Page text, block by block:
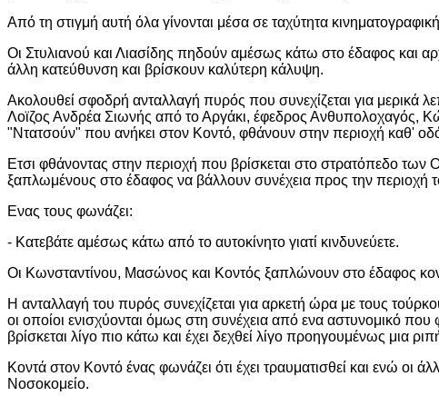
Από τη στιγμή αυτή όλα γίνονται μέσα σε ταχύτητα
Οι Στυλιανού και Λιασίδης πηδούν αμέσως κάτω στο έδαφος και
άλλη κατεύθυνση και βρίσκουν καλύτερη κάλυψη.
Ακολουθεί σφοδρή ανταλλαγή πυρός που συνεχίζεται για μερικά
Λοϊζος Ανδρέα Σιωνής από το Αργάκι, έφεδρος Ανθυπολοχαγός,
"Ντατσούν" που ανήκει στον Κοντό, φθάνουν στην περιοχή καθ'
Ετσι φθάνοντας στην περιοχή που βρίσκεται στο στρατόπεδο
ξαπλωμένους στο έδαφος να βάλλουν συνέχεια προς την περιοχή
Ενας τους φωνάζει:
- Κατεβάτε αμέσως κάτω από το αυτοκίνητο γιατί κινδυνεύετε.
Οι Κωνσταντίνου, Μασώνος και Κοντός ξαπλώνουν στο έδαφος
Η ανταλλαγή του πυρός συνεχίζεται για αρκετή ώρα με τους
οι οποίοι ενισχύονται όμως στη συνέχεια από ενα αστυνομικό
βρίσκεται λίγο πιο κάτω και έχει δεχθεί λίγο προηγουμένως μια
Κοντά στον Κοντό ένας φωνάζει ότι έχει τραυματισθεί και ενώ οι
Νοσοκομείο.